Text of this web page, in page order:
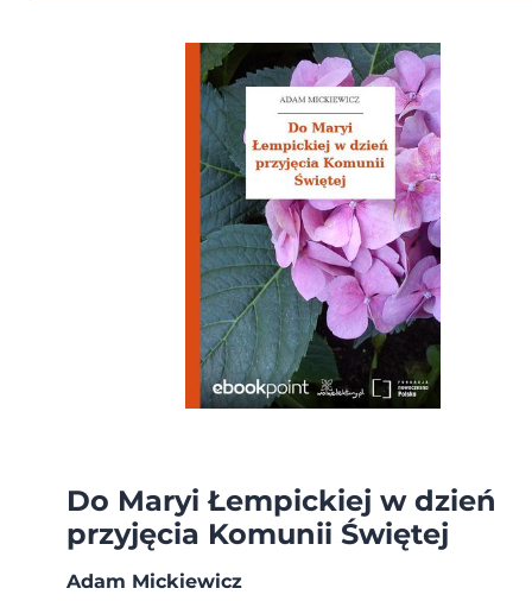
Do Maryi Łempickiej w dzień
przyjęcia Komunii Świętej
Adam Mickiewicz